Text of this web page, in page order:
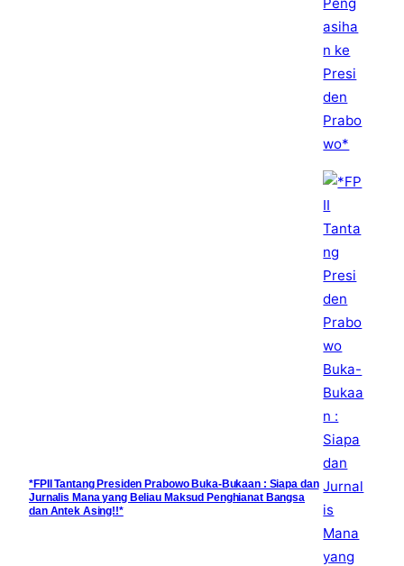
*FPII Tantang Presiden Prabowo Buka-Bukaan : Siapa dan
Jurnalis Mana yang Beliau Maksud Penghianat Bangsa
dan Antek Asing!!*